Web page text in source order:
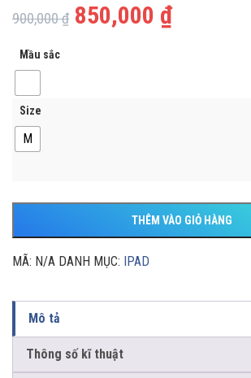
dựa trên
đánh giá
900,000₫ 850,000 ₫
Mầu sắc
Size
M
THÊM VÀO GIỎ HÀNG
MÃ: N/A DANH MỤC: IPAD
Mô tả
Thông số kĩ thuật